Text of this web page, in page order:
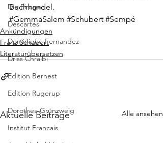
Die Piroge
Descartes
Dominique Fernandez
Driss Chraibi
Edition Bernest
Edition Rugerup
Dorothea Grünzweig
Institut Francais
Buchhandel.
#GemmaSalem #Schubert #Sempé
Ankündigungen
Franz Schubert
Literaturübersetzen
Aktuelle Beiträge Alle ansehen